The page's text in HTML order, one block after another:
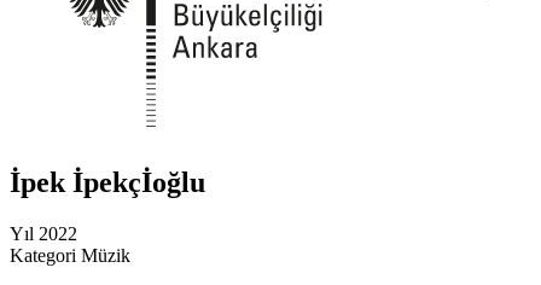
İpek İpekçİoğlu
Yıl 2022
Kategori Müzik